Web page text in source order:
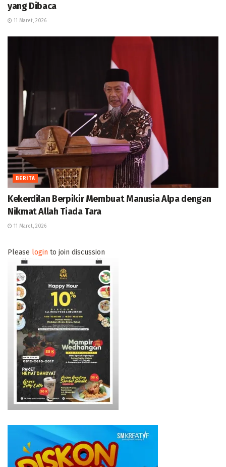
yang Dibaca
11 Maret, 2026
BERITA
Kekerdilan Berpikir Membuat Manusia Alpa dengan
Nikmat Allah Tiada Tara
11 Maret, 2026
Please login to join discussion